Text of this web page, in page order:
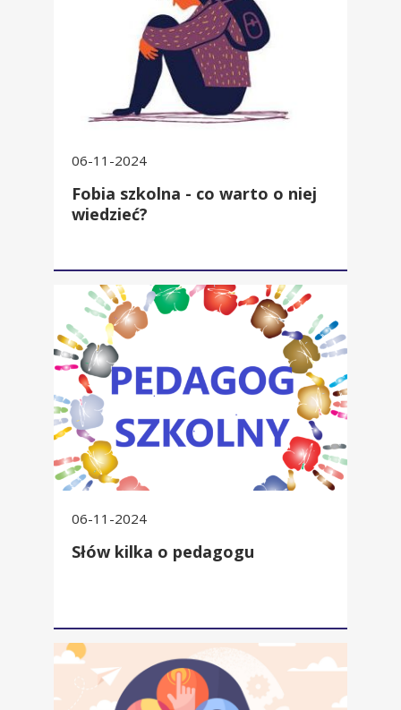
06-11-2024
Fobia szkolna - co warto o niej
wiedzieć?
Słów kilka o pedagogu
06-11-2024
Słów kilka o pedagogu
Zaburzenia u dzieci